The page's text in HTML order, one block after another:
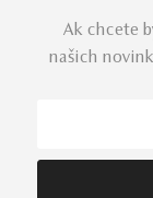
Ak chcete
našich